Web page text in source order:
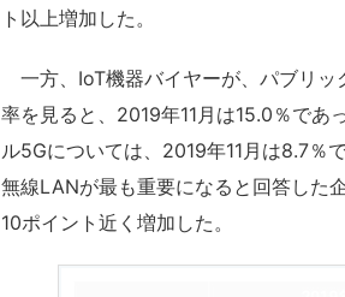
ト以上増加した。
一方、IoT機器バイヤーが、パブリッ
率を見ると、2019年11月は15.0％で
ル5Gについては、2019年11月は8.7％
無線LANが最も重要になると回答した
10ポイント近く増加した。